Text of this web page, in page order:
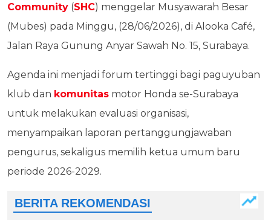
Community (SHC) menggelar Musyawarah Besar
(Mubes) pada Minggu, (28/06/2026), di Alooka Café,
Jalan Raya Gunung Anyar Sawah No. 15, Surabaya.
Agenda ini menjadi forum tertinggi bagi paguyuban
klub dan komunitas motor Honda se-Surabaya
untuk melakukan evaluasi organisasi,
menyampaikan laporan pertanggungjawaban
pengurus, sekaligus memilih ketua umum baru
periode 2026-2029.